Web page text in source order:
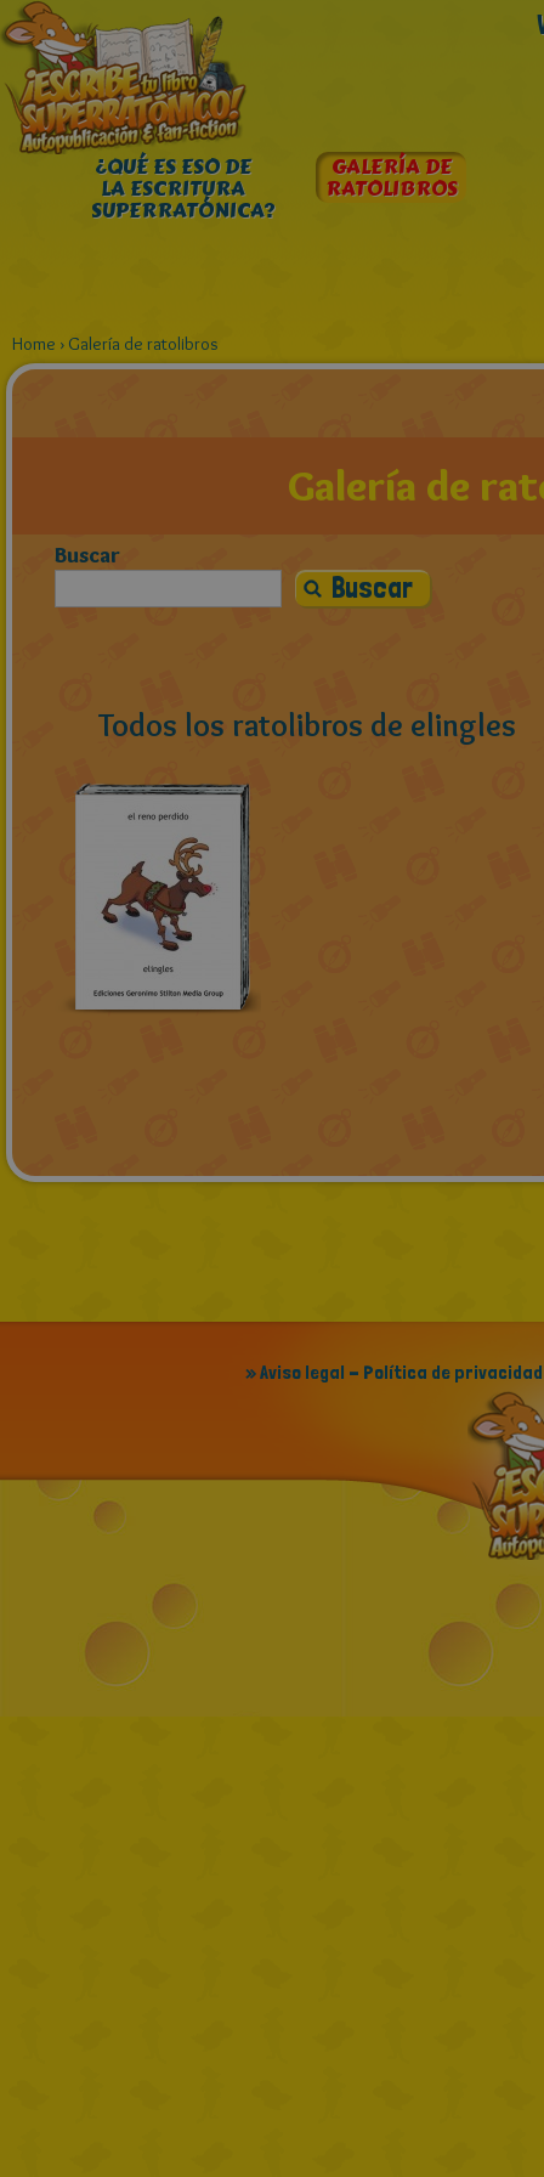
¿QUÉ ES ESO DE
LA ESCRITURA
SUPERRATÓNICA?
GALERÍA DE
RATOLIBROS
Home › Galería de ratolibros
Galería de
Buscar
Todos los ratolibros de elingles
» Aviso legal - Política de privacidad